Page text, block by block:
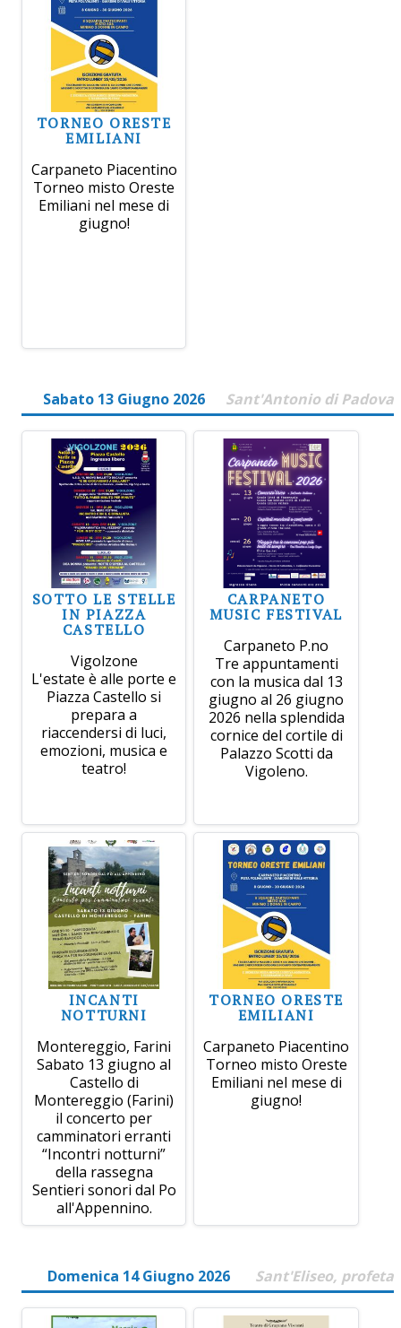
TORNEO ORESTE
EMILIANI
Carpaneto Piacentino
Torneo misto Oreste
Emiliani nel mese di
giugno!
Sabato 13 Giugno 2026 Sant'Antonio di Padova
SOTTO LE STELLE
IN PIAZZA
CASTELLO
Vigolzone
L'estate è alle porte e
Piazza Castello si
prepara a
riaccendersi di luci,
emozioni, musica e
teatro!
CARPANETO
MUSIC FESTIVAL
Carpaneto P.no
Tre appuntamenti
con la musica dal 13
giugno al 26 giugno
2026 nella splendida
cornice del cortile di
Palazzo Scotti da
Vigoleno.
INCANTI
NOTTURNI
Montereggio, Farini
Sabato 13 giugno al
Castello di
Montereggio (Farini)
il concerto per
camminatori erranti
“Incontri notturni”
della rassegna
Sentieri sonori dal Po
all'Appennino.
TORNEO ORESTE
EMILIANI
Carpaneto Piacentino
Torneo misto Oreste
Emiliani nel mese di
giugno!
Domenica 14 Giugno 2026 Sant'Eliseo, profeta